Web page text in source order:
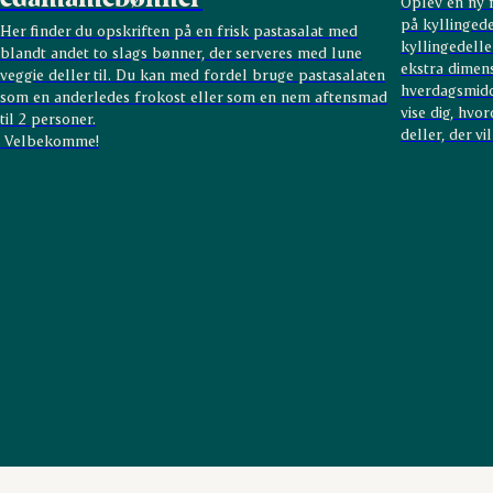
Her finder du opskriften på en frisk pastasalat med
blandt andet to slags bønner, der serveres med lune
veggie deller til. Du kan med fordel bruge pastasalaten
som en anderledes frokost eller som en nem aftensmad
til 2 personer.
Velbekomme!
på
ekstra
vise dig,
deller, der